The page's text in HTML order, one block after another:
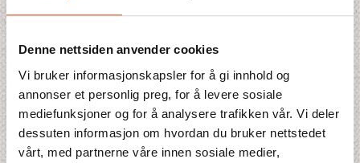
Denne nettsiden anvender cookies
Vi bruker informasjonskapsler for å gi innhold og
annonser et personlig preg, for å levere sosiale
mediefunksjoner og for å analysere trafikken vår. Vi deler
dessuten informasjon om hvordan du bruker nettstedet
vårt, med partnerne våre innen sosiale medier,
Antall enkeltrom
Antall netter